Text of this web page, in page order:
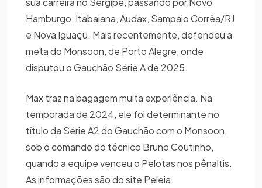
Hamburgo, Itabaiana, Audax, Sampaio Corrêa/RJ
e Nova Iguaçu. Mais recentemente, defendeu a
meta do Monsoon, de Porto Alegre, onde
disputou o Gauchão Série A de 2025.
Max traz na bagagem muita experiência. Na
temporada de 2024, ele foi determinante no
título da Série A2 do Gauchão com o Monsoon,
sob o comando do técnico Bruno Coutinho,
quando a equipe venceu o Pelotas nos pênaltis.
As informações são do site Peleia.